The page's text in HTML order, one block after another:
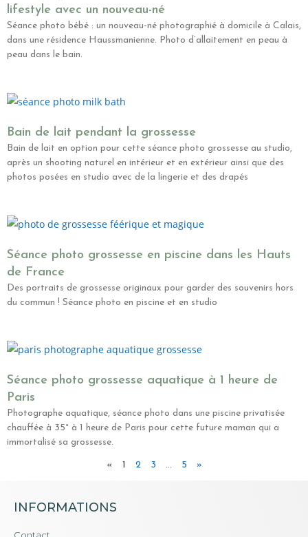
lifestyle avec un nouveau-né
Séance photo bébé : un nouveau-né photographié à domicile à Calais,
dans une résidence Haussmanienne. Photo d’allaitement en peau à
peau dans le bain.
Bain de lait pendant la grossesse
Bain de lait en option pour cette séance photo grossesse au studio,
après un shooting naturel en intérieur et en extérieur ainsi que des
photos posées en studio avec de la lingerie et des drapés
Séance photo grossesse en piscine dans les Hauts
de France
Des portraits de grossesse originaux pour garder des souvenirs hors
du commun ! Séance photo en piscine et en studio
Séance photo grossesse aquatique à 1 heure de
Paris
Photographe aquatique, séance photo dans une piscine privatisée
chauffée à 35° à 1 heure de Paris pour cette future maman qui a
immortalisé sa grossesse.
« 1 2 3 … 5 »
INFORMATIONS
Contact